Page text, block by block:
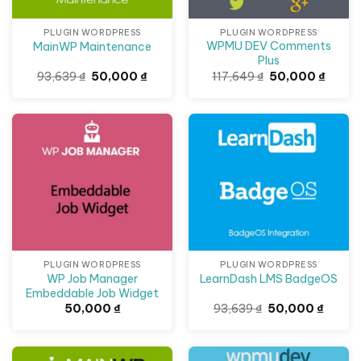
PLUGIN WORDPRESS
MainWP Maintenance
93,639₫ Giá
gốc
50,000₫Giá
50,000 ₫.
PLUGIN WORDPRESS
WPMU DEV Comments
Plus
117,649₫ Giá
gốc
50,000₫Giá
PLUGIN WORDPRESS
WP Job Manager
Embeddable Job Widget
50,000 ₫
PLUGIN WORDPRESS
LearnDash LMS BadgeOS
93,639₫ Giá
gốc
50,000₫Giá
Giảm giá! Giảm giá!